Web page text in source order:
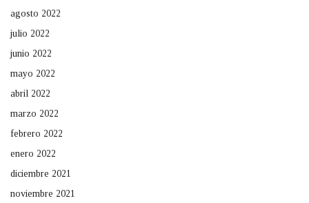
agosto 2022
julio 2022
junio 2022
mayo 2022
abril 2022
marzo 2022
febrero 2022
enero 2022
diciembre 2021
noviembre 2021